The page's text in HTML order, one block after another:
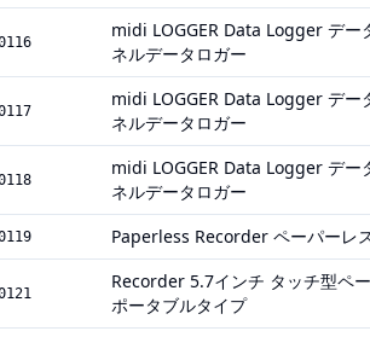
midi LOGGER Data Logger デー
ネルデータロガー
midi LOGGER Data Logger デー
ネルデータロガー
midi LOGGER Data Logger デー
ネルデータロガー
Paperless Recorder ペーパーレ
Recorder 5.7インチ タッチ型ペ
ポータブルタイプ